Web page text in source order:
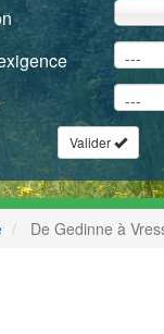
Valider
De Gedinne à